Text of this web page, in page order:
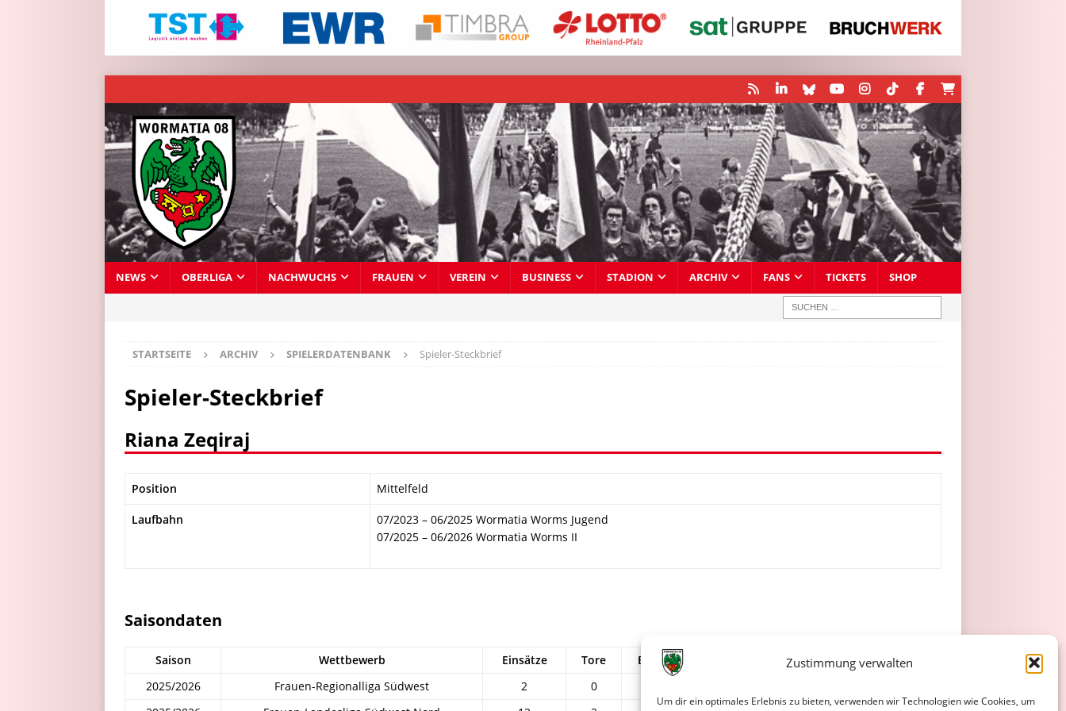
Zustimmung verwalten
Um dir ein optimales Erlebnis zu bieten, verwenden wir Technologien wie Cookies, um
NEWS OBERLIGA NACHWUCHS FRAUEN VEREIN BUSINESS STADION ARCHIV FANS TICKETS SHOP
STARTSEITE ARCHIV SPIELERDATENBANK Spieler-Steckbrief
Spieler-Steckbrief
Riana Zeqiraj
Position Mittelfeld
Laufbahn
07/2023 – 06/2025 Wormatia Worms Jugend
07/2025 – 06/2026 Wormatia Worms II
Saisondaten
Saison Wettbewerb Einsätze Tore Einw. Gelb Gelb/Rot
Rot
2025/2026
Frauen-Regionalliga Südwest 2 0